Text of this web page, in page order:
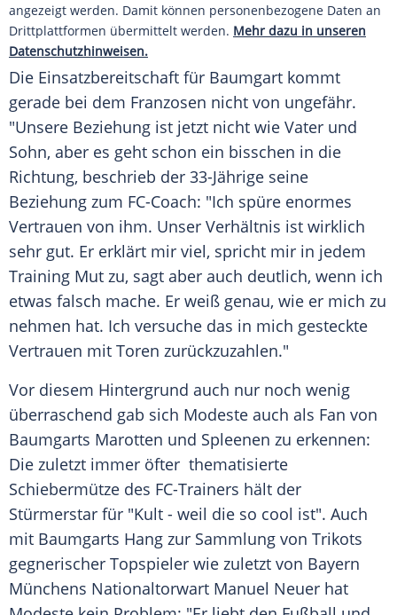
angezeigt werden. Damit können personenbezogene Daten an
Drittplattformen übermittelt werden. Mehr dazu in unseren
Datenschutzhinweisen.
Die Einsatzbereitschaft für Baumgart kommt
gerade bei dem Franzosen nicht von ungefähr.
"Unsere Beziehung ist jetzt nicht wie Vater und
Sohn, aber es geht schon ein bisschen in die
Richtung, beschrieb der 33-Jährige seine
Beziehung zum FC-Coach: "Ich spüre enormes
Vertrauen von ihm. Unser Verhältnis ist wirklich
sehr gut. Er erklärt mir viel, spricht mir in jedem
Training Mut zu, sagt aber auch deutlich, wenn ich
etwas falsch mache. Er weiß genau, wie er mich zu
nehmen hat. Ich versuche das in mich gesteckte
Vertrauen mit Toren zurückzuzahlen."
Vor diesem Hintergrund auch nur noch wenig
überraschend gab sich Modeste auch als Fan von
Baumgarts Marotten und Spleenen zu erkennen:
Die zuletzt immer öfter thematisierte
Schiebermütze des FC-Trainers hält der
Stürmerstar für "Kult - weil die so cool ist". Auch
mit Baumgarts Hang zur Sammlung von Trikots
gegnerischer Topspieler wie zuletzt von Bayern
Münchens Nationaltorwart Manuel Neuer hat